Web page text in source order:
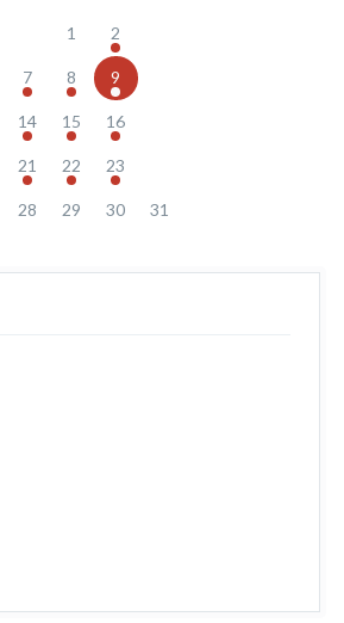
1 2
7 8 9
14 15 16
21 22 23
28 29 30 31